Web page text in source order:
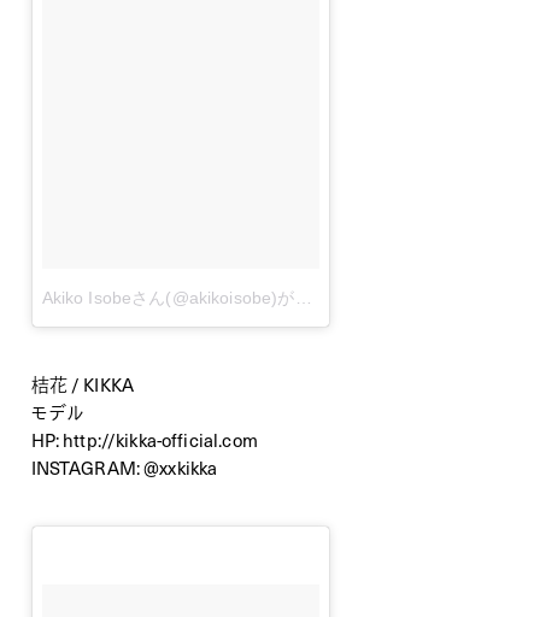
桔花 / KIKKA
モデル
HP: http://kikka-official.com
INSTAGRAM:@xxkikka